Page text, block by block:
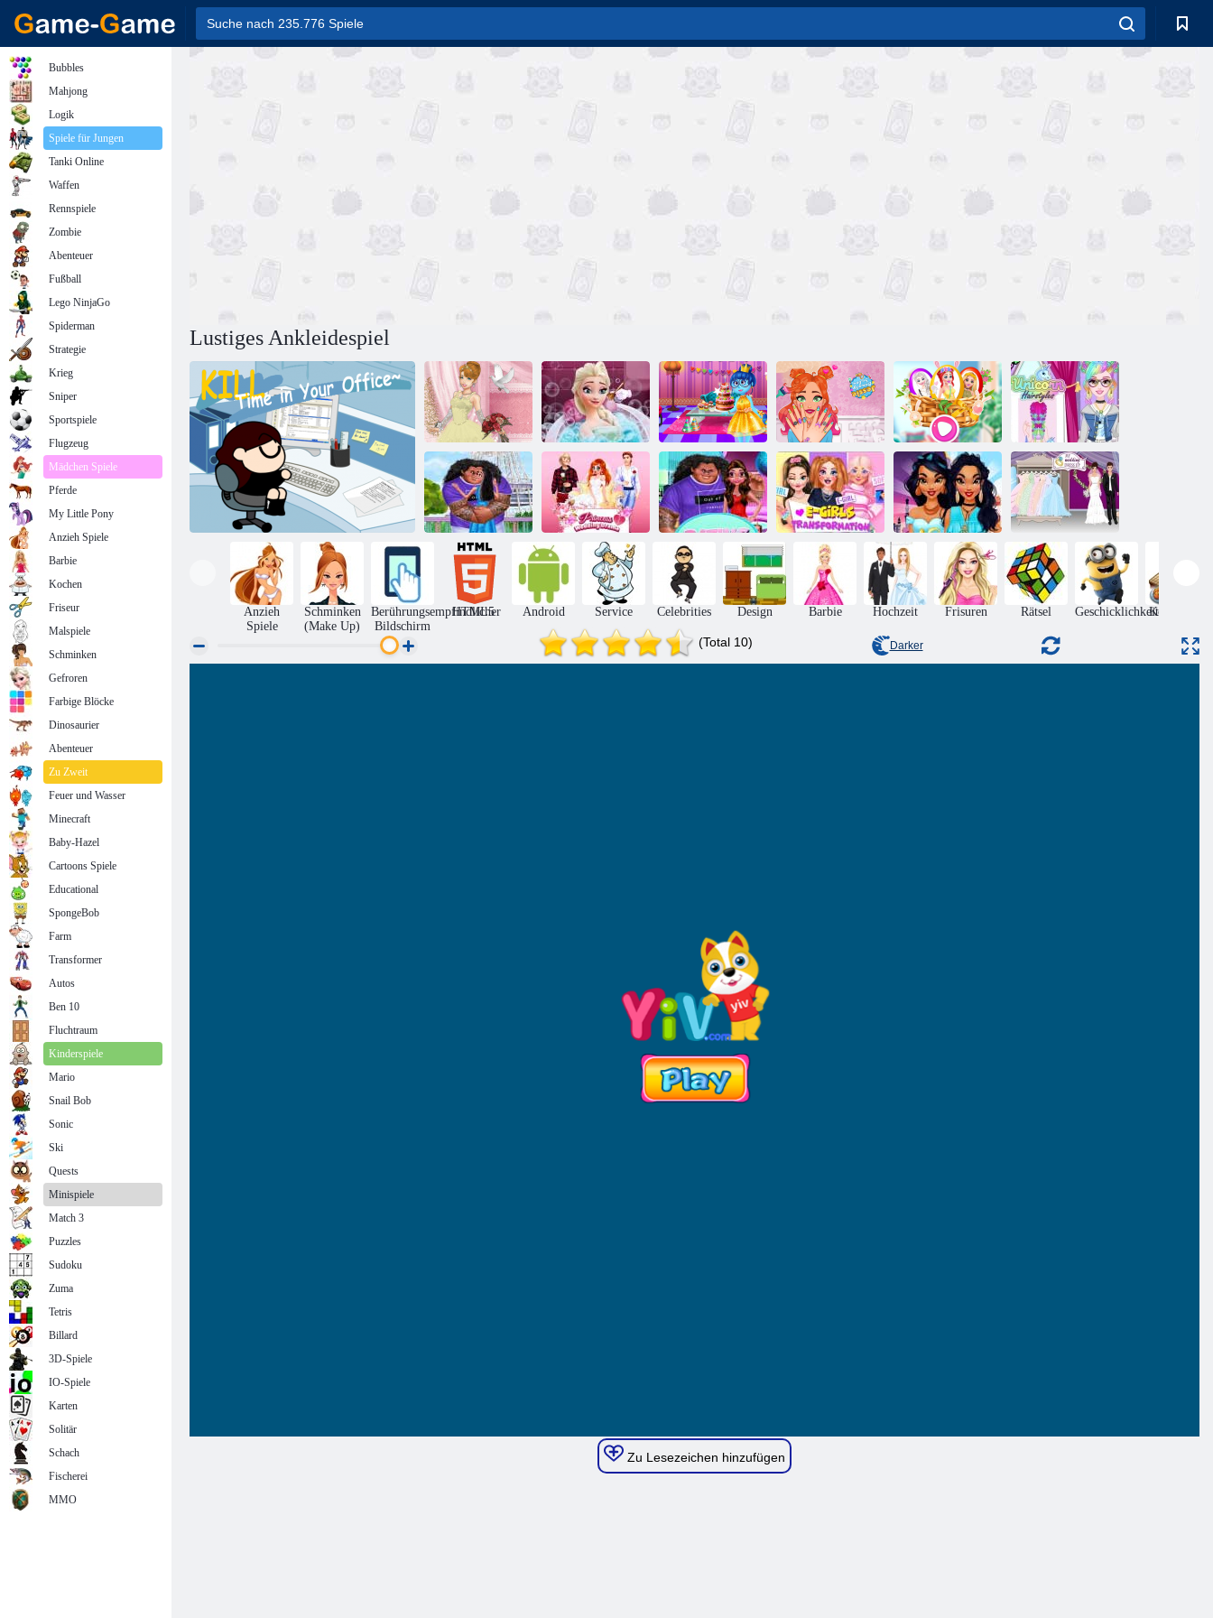
Lustiges Ankleidespiel
Hochzeitslilie 2
Elsa
Schönheitsbad
Innere heraus
Geburtstagsfeier
Jessie Beauty
Salon
Disney
Osterhasen
Party
Einhorn-
Frisuren
Valentinsküsse
Prinzessin
Hochzeitsdrama
Dating -Party
E-Girls-
Transformation
Von der
Prinzessin zum
Influencer
Hochzeit
verkleiden sich
Anzieh
Spiele
Schminken
(Make Up)
Berührungsempfindlicher
Bildschirm
HTML5 Android Service Celebrities Design Barbie Hochzeit Frisuren Rätsel GeschicklichkeitKochspiele
(Total 10) Darker
Zu Lesezeichen hinzufügen
Bubbles
Mahjong
Logik
Spiele für Jungen
Tanki Online
Waffen
Rennspiele
Zombie
Abenteuer
Fußball
Lego NinjaGo
Spiderman
Strategie
Krieg
Sniper
Sportspiele
Flugzeug
Mädchen Spiele
Pferde
My Little Pony
Anzieh Spiele
Barbie
Kochen
Friseur
Malspiele
Schminken
Gefroren
Farbige Blöcke
Dinosaurier
Abenteuer
Zu Zweit
Feuer und Wasser
Minecraft
Baby-Hazel
Cartoons Spiele
Educational
SpongeBob
Farm
Transformer
Autos
Ben 10
Fluchtraum
Kinderspiele
Mario
Snail Bob
Sonic
Ski
Quests
Minispiele
Match 3
Puzzles
Sudoku
Zuma
Tetris
Billard
3D-Spiele
IO-Spiele
Karten
Solitär
Schach
Fischerei
MMO